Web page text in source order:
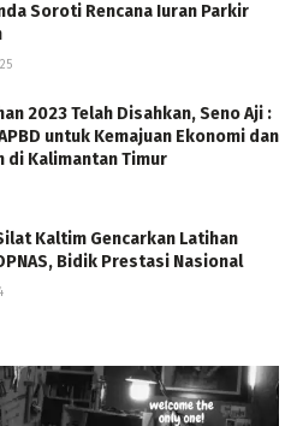
Soroti Rencana Iuran Parkir
2023 Telah Disahkan, Seno Aji :
untuk Kemajuan Ekonomi dan
di Kalimantan Timur
Kaltim Gencarkan Latihan
Bidik Prestasi Nasional